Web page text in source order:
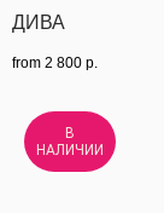
ДИВА
from 2 800 р.
В
НАЛИЧИИ